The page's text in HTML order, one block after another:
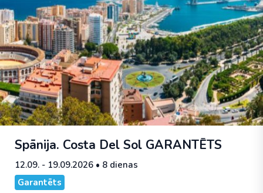
Spānija. Costa Del Sol GARANTĒTS
12.09. - 19.09.2026 • 8 dienas
Garantēts